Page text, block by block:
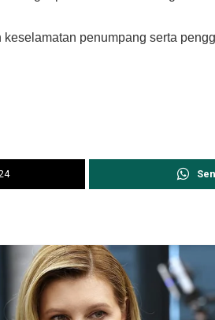
penumpang serta